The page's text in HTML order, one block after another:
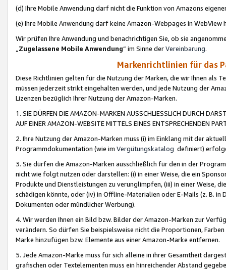
(d) Ihre Mobile Anwendung darf nicht die Funktion von Amazons
(e) Ihre Mobile Anwendung darf keine Amazon-Webpages in WebView
Wir prüfen Ihre Anwendung und benachrichtigen Sie, ob sie
„Zugelassene Mobile Anwendung“ im Sinne derVereinbarung.
Markenrichtlinien für das
Diese Richtlinien gelten für die Nutzung der Marken, die wir Ihnen als
müssen jederzeit strikt eingehalten werden, und jede Nutzung der
Lizenzen bezüglich Ihrer Nutzung der Amazon-Marken.
1. SIE DÜRFEN DIE AMAZON-MARKEN AUSSCHLIESSLICH DURCH
AUF EINER AMAZON-WEBSITE MITTELS EINES ENTSPRECHENDEN
2. Ihre Nutzung der Amazon-Marken muss (i) im Einklang mit der
Programmdokumentation (wie im Vergütungskatalog definiert)
3. Sie dürfen die Amazon-Marken ausschließlich für den in der
nicht wie folgt nutzen oder darstellen: (i) in einer Weise, die ein
Produkte und Dienstleistungen zu verunglimpfen, (iii) in einer Weise,
schädigen könnte, oder (iv) in Offline-Materialien oder E-Mails (z. B. in
Dokumenten oder mündlicher Werbung).
4. Wir werden Ihnen ein Bild bzw. Bilder der Amazon-Marken zur
verändern. So dürfen Sie beispielsweise nicht die Proportionen,
Marke hinzufügen bzw. Elemente aus einer Amazon-Marke entfernen.
5. Jede Amazon-Marke muss für sich alleine in ihrer Gesamtheit
grafischen oder Textelementen muss ein hinreichender Abstand